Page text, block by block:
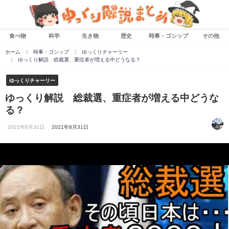
食べ物 科学 生き物 歴史 時事・ゴシップ その他
ホーム 時事・ゴシップ
ゆっくりチャーリー
ゆっくり解説 総裁選、重症者が増える中どうなる？
ゆっくりチャーリー
ゆっくり解説 総裁選、重症者が増える中どうな
る？
2021年8月31日 2021年8月31日